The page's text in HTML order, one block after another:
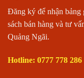
Đăng ký để nhận bảng
sách bán hàng và tư
Quảng Ngãi.
Hotline: 0777 778 286